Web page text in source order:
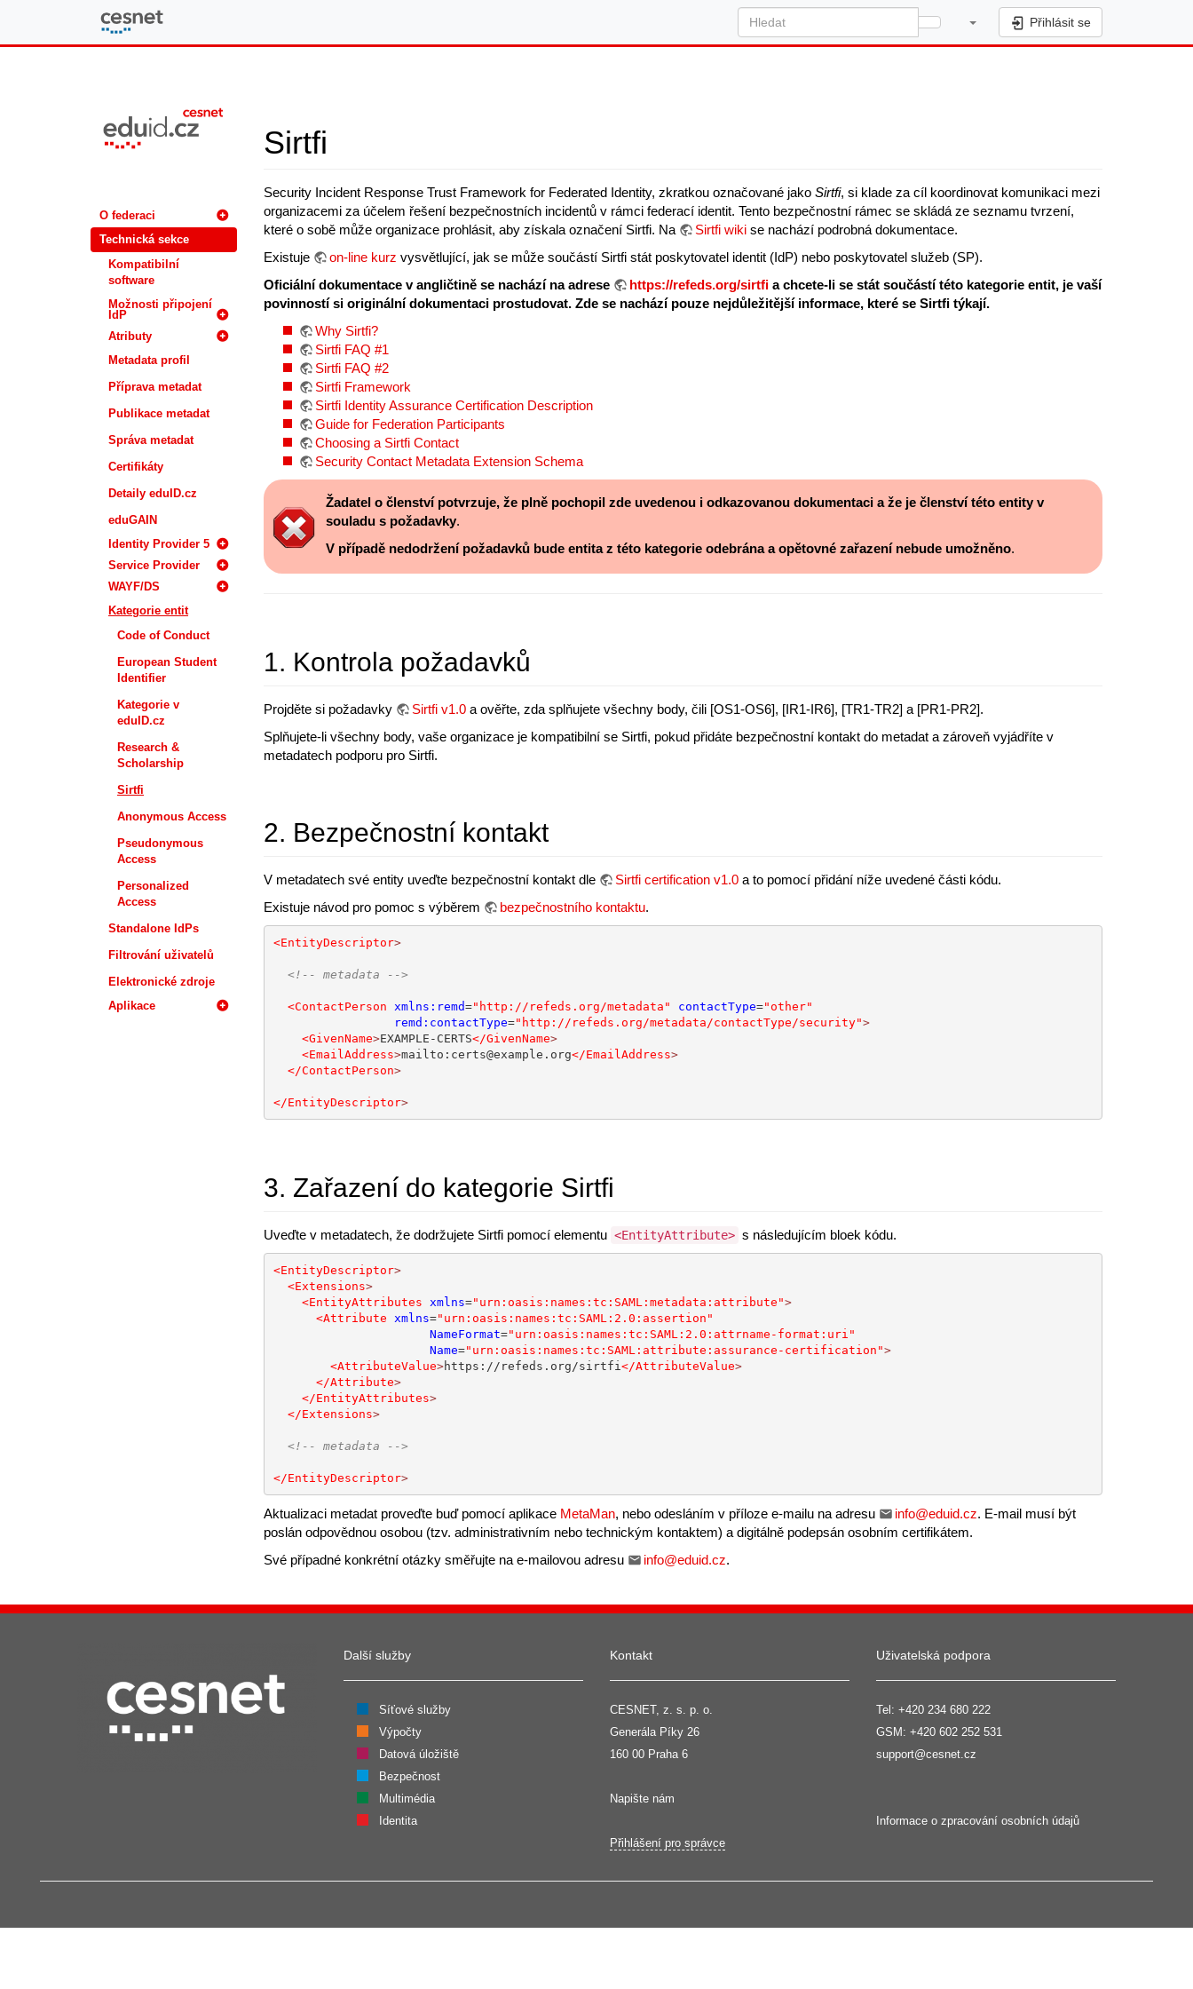
Přihlásit se
O federaci
Technická sekce
Kompatibilní
software
Možnosti připojení
IdP
Atributy
Metadata profil
Příprava metadat
Publikace metadat
Správa metadat
Certifikáty
Detaily eduID.cz
eduGAIN
Identity Provider 5
Service Provider
WAYF/DS
Kategorie entit
Code of Conduct
European Student
Identifier
Kategorie v
eduID.cz
Research &
Scholarship
Sirtfi
Anonymous Access
Pseudonymous
Access
Personalized
Access
Standalone IdPs
Filtrování uživatelů
Elektronické zdroje
Aplikace
Sirtfi
Security Incident Response Trust Framework for Federated Identity, zkratkou označované jako Sirtfi, si klade za cíl koordinovat komunikaci mezi
organizacemi za účelem řešení bezpečnostních incidentů v rámci federací identit. Tento bezpečnostní rámec se skládá ze seznamu tvrzení,
které o sobě může organizace prohlásit, aby získala označení Sirtfi. Na
Sirtfi wiki se nachází podrobná dokumentace.
Existuje
on-line kurz vysvětlující, jak se může součástí Sirtfi stát poskytovatel identit (IdP) nebo poskytovatel služeb (SP).
Oficiální dokumentace v angličtině se nachází na adrese
https://refeds.org/sirtfi a chcete-li se stát součástí této kategorie entit, je vaší
povinností si originální dokumentaci prostudovat. Zde se nachází pouze nejdůležitější informace, které se Sirtfi týkají.
Why Sirtfi?
Sirtfi FAQ #1
Sirtfi FAQ #2
Sirtfi Framework
Sirtfi Identity Assurance Certification Description
Guide for Federation Participants
Choosing a Sirtfi Contact
Security Contact Metadata Extension Schema
Žadatel o členství potvrzuje, že plně pochopil zde uvedenou i odkazovanou dokumentaci a že je členství této entity v
souladu s požadavky.
V případě nedodržení požadavků bude entita z této kategorie odebrána a opětovné zařazení nebude umožněno.
1. Kontrola požadavků
Projděte si požadavky Sirtfi v1.0 a ověřte, zda splňujete všechny body, čili [OS1-OS6], [IR1-IR6], [TR1-TR2] a [PR1-PR2].
Splňujete-li všechny body, vaše organizace je kompatibilní se Sirtfi, pokud přidáte bezpečnostní kontakt do metadat a zároveň vyjádříte v
metadatech podporu pro Sirtfi.
2. Bezpečnostní kontakt
V metadatech své entity uveďte bezpečnostní kontakt dle Sirtfi certification v1.0 a to pomocí přidání níže uvedené části kódu.
Existuje návod pro pomoc s výběrem
bezpečnostního kontaktu.
<EntityDescriptor>
<!-- metadata -->
<ContactPerson xmlns:remd="http://refeds.org/metadata" contactType="other"
remd:contactType="http://refeds.org/metadata/contactType/security">
<GivenName>EXAMPLE-CERTS</GivenName>
<EmailAddress>mailto:certs@example.org</EmailAddress>
</ContactPerson>
</EntityDescriptor>
3. Zařazení do kategorie Sirtfi
Uveďte v metadatech, že dodržujete Sirtfi pomocí elementu <EntityAttribute> s následujícím bloek kódu.
<EntityDescriptor>
<Extensions>
<EntityAttributes
xmlns="urn:oasis:names:tc:SAML:metadata:attribute">
<Attribute
xmlns="urn:oasis:names:tc:SAML:2.0:assertion"
NameFormat="urn:oasis:names:tc:SAML:2.0:attrname-format:uri"
Name="urn:oasis:names:tc:SAML:attribute:assurance-certification">
<AttributeValue>https://refeds.org/sirtfi </AttributeValue>
</Attribute>
</EntityAttributes>
</Extensions>
<!-- metadata -->
</EntityDescriptor>
Aktualizaci metadat proveďte buď pomocí aplikace MetaMan, nebo odesláním v příloze e-mailu na adresu info@eduid.cz. E-mail musí být
poslán odpovědnou osobou (tzv. administrativním nebo technickým kontaktem) a digitálně podepsán osobním certifikátem.
Své případné konkrétní otázky směřujte na e-mailovou adresu
info@eduid.cz.
Další služby
Síťové služby
Výpočty
Datová úložiště
Bezpečnost
Multimédia
Identita
Kontakt
CESNET, z. s. p. o.
Generála Píky 26
160 00 Praha 6
Napište nám
Přihlášení pro správce
Uživatelská podpora
Tel: +420 234 680 222
GSM: +420 602 252 531
support@cesnet.cz
Informace o zpracování osobních údajů